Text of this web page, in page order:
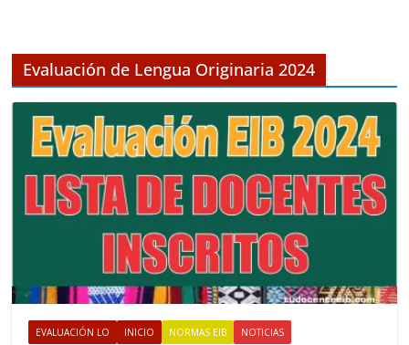
o
Evaluación de Lengua Originaria 2024
EVALUACIÓN LO INICIO NORMAS EIB NOTICIAS